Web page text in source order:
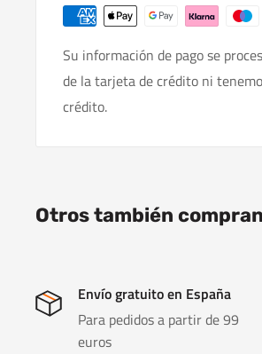
Su información de pago se
de la tarjeta de crédito ni
crédito.
Otros también compran
Envío gratuito en España
Para pedidos a partir de 99
euros